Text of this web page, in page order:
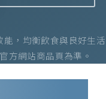
，均衡飲食與良好生活
方網站商品頁為準。